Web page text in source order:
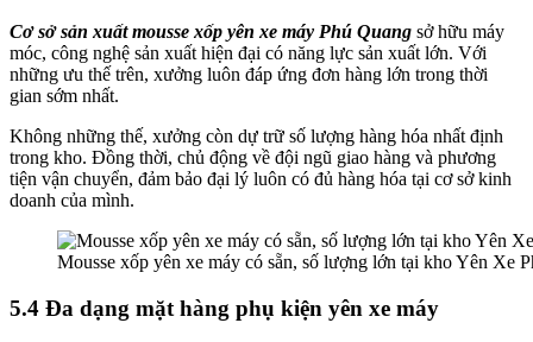
Cơ sở sản xuất mousse xốp yên xe máy Phú Quang sở hữu máy
móc, công nghệ sản xuất hiện đại có năng lực sản xuất lớn. Với
những ưu thế trên, xưởng luôn đáp ứng đơn hàng lớn trong thời
gian sớm nhất.
Không những thế, xưởng còn dự trữ số lượng hàng hóa nhất định
trong kho. Đồng thời, chủ động về đội ngũ giao hàng và phương
tiện vận chuyển, đảm bảo đại lý luôn có đủ hàng hóa tại cơ sở kinh
doanh của mình.
Mousse xốp yên xe máy có sẵn, số lượng lớn tại kho Yên Xe
5.4 Đa dạng mặt hàng phụ kiện yên xe máy